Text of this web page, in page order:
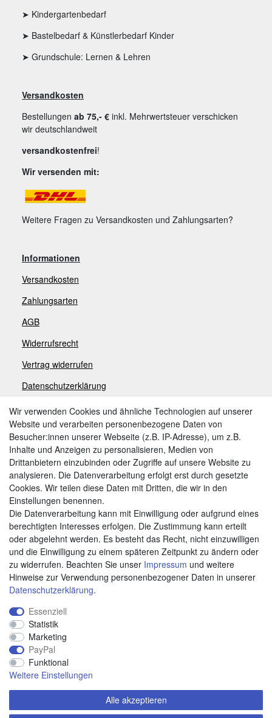
➤ Kindergartenbedarf
➤ Bastelbedarf & Künstlerbedarf Kinder
➤ Grundschule: Lernen & Lehren
Versandkosten
Bestellungen ab 75,- € inkl. Mehrwertsteuer verschicken
wir deutschlandweit
versandkostenfrei!
Wir versenden mit:
Weitere Fragen zu Versandkosten und Zahlungsarten?
Informationen
Versandkosten
Zahlungsarten
AGB
Widerrufsrecht
Vertrag widerrufen
Datenschutzerklärung
Impressum
Zahlungsarten
Weitere Zahlungsarten:
Kauf auf Rechnung
Vorkasse
Hier sind wir
Wir verwenden Cookies und ähnliche Technologien auf unserer
Website und verarbeiten personenbezogene Daten von
Besucher:innen unserer Webseite (z.B. IP-Adresse), um z.B.
Inhalte und Anzeigen zu personalisieren, Medien von
Drittanbietern einzubinden oder Zugriffe auf unsere Website zu
analysieren. Die Datenverarbeitung erfolgt erst durch gesetzte
Cookies. Wir teilen diese Daten mit Dritten, die wir in den
Einstellungen benennen.
Die Datenverarbeitung kann mit Einwilligung oder aufgrund eines
berechtigten Interesses erfolgen. Die Zustimmung kann erteilt
oder abgelehnt werden. Es besteht das Recht, nicht einzuwilligen
und die Einwilligung zu einem späteren Zeitpunkt zu ändern oder
zu widerrufen. Beachten Sie unser Impressum und weitere
Hinweise zur Verwendung personenbezogener Daten in unserer
Daten­schutz­erklärung.
Essenziell
Statistik
Marketing
PayPal
Funktional
Weitere Einstellungen
Alle akzeptieren